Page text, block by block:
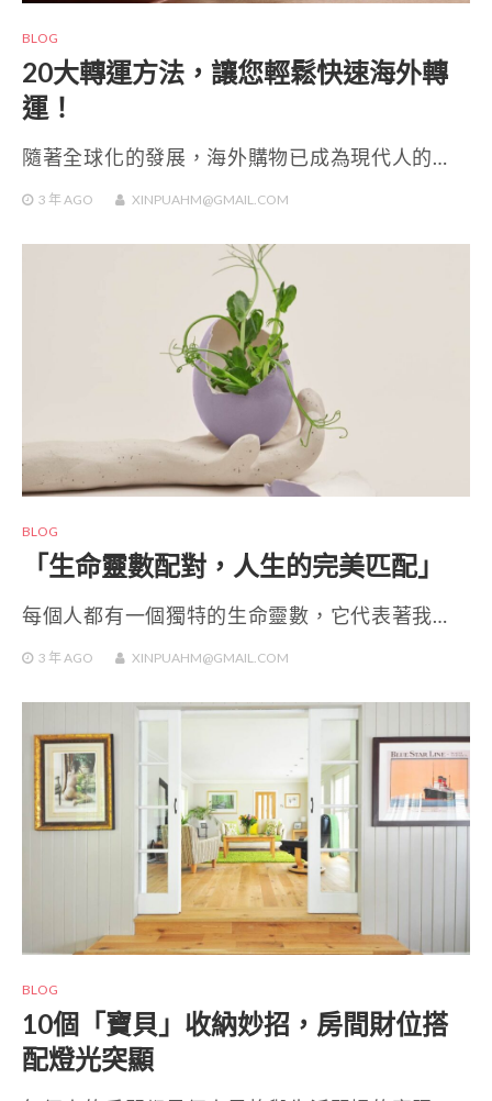
BLOG
20大轉運方法，讓您輕鬆快速海外轉
運！
隨著全球化的發展，海外購物已成為現代人的…
3 年 AGO XINPUAHM@GMAIL.COM
BLOG
「生命靈數配對，人生的完美匹配」
每個人都有一個獨特的生命靈數，它代表著我…
3 年AGO XINPUAHM@GMAIL.COM
BLOG
10個「寶貝」收納妙招，房間財位搭
配燈光突顯